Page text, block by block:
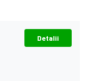
Detalii